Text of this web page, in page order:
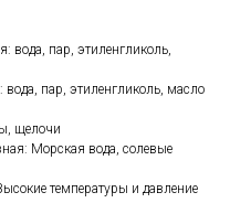
вода, пар, этиленгликоль,
пар, этиленгликоль, масло
щелочи
Морская вода, солевые
температуры и давление